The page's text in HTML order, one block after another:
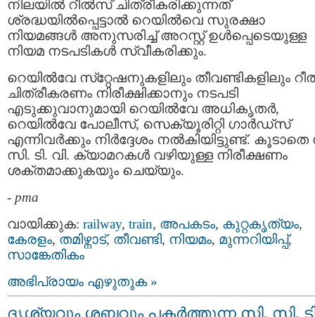
നിലയില്‍ റീല്‍സ് ചിത്രീകരിക്കുന്നത്
ശ്രദ്ധയില്‍പ്പെട്ടാല്‍ റെയില്‍വെ സുരക്ഷാ
നിയമങ്ങള്‍ അനുസരിച്ച് അറസ്റ്റ് ഉള്‍പ്പെടെയുള്ള
നിയമ നടപടികള്‍ സ്വീകരിക്കും.
റെയില്‍വേ സ്‌റ്റേഷനുകളിലും തീവണ്ടികളിലും
ചിത്രീകരണം നിരീക്ഷിക്കാനും നടപടി
എടുക്കുവാനുമായി റെയില്‍വേ അധികൃതര്‍,
റെയില്‍വേ പോലീസ്, സെക്യൂരിറ്റി ഗാർഡ്‌സ്
എന്നിവര്‍ക്കും നിർദ്ദേശം നല്‍കിയിട്ടുണ്ട്. കൂടാതെ
സി. ടി. വി. ക്യാമറകൾ വഴിയുള്ള നിരീക്ഷണം
ശക്തമാക്കുകയും ചെയ്യും.
- pma
വായിക്കുക: railway, train, അപകടം, കുറ്റകൃത്യം,
കേരളം, തമിഴ്നാട്, തീവണ്ടി, നിയമം, മുന്നറിയിപ്പ്,
സാങ്കേതികം
അഭിപ്രായം എഴുതുക »
ദൃശ്യവും ശബ്ദവും പകര്‍ത്തുന്ന സി. സി.